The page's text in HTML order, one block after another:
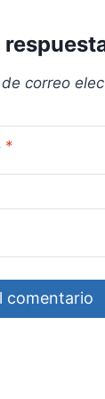
correo
*